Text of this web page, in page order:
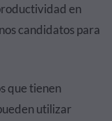
en
candidatos para
que tienen
utilizar